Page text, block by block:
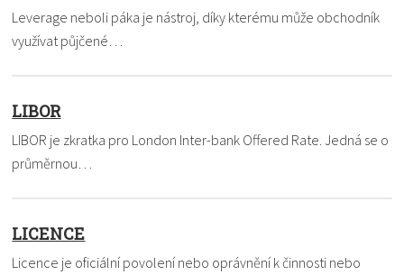
Leverage neboli páka je nástroj, díky kterému může obchodník
využívat půjčené…
LIBOR
LIBOR je zkratka pro London Inter-bank Offered Rate. Jedná se o
průměrnou…
LICENCE
Licence je oficiální povolení nebo oprávnění k činnosti nebo